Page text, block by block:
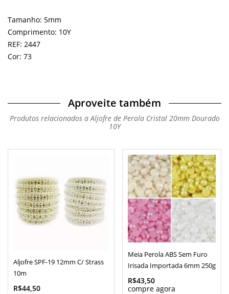
Tamanho: 5mm
Comprimento: 10Y
REF: 2447
Cor: 73
Aproveite também
Produtos relacionados a Aljofre de Perola Cristal 20mm Dourado
10Y
Aljofre SPF-19 12mm C/ Strass
10m
R$44,50
Meia Perola ABS Sem Furo
Irisada Importada 6mm 250g
R$43,50